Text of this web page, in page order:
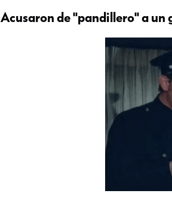
Acusaron de "pandillero" a